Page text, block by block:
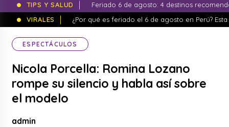
TIPS Y SALUD
Feriado 6 de agosto: 4 destinos
VIRALES
¿Por qué es feriado el 6 de agosto en Perú?
ESPECTÁCULOS
Nicola Porcella: Romina Lozano
rompe su silencio y habla así sobre
el modelo
admin